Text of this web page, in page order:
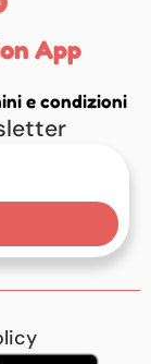
App
e condizioni